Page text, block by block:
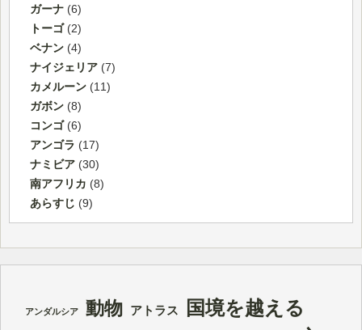
ガーナ (6)
トーゴ(2)
ベナン (4)
ナイジェリア (7)
カメルーン (11)
ガボン (8)
コンゴ(6)
アンゴラ (17)
ナミビア (30)
南アフリカ (8)
あらすじ (9)
アンダルシア 動物 アトラス 国境を越える